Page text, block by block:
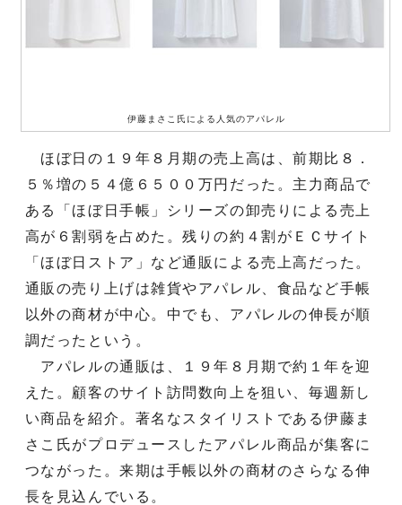
伊藤まさこ氏による人気のアパレル
ほぼ日の１９年８月期の売上高は、前期比８．
５％増の５４億６５００万円だった。主力商品で
ある「ほぼ日手帳」シリーズの卸売りによる売上
高が６割弱を占めた。残りの約４割がＥＣサイト
「ほぼ日ストア」など通販による売上高だった。
通販の売り上げは雑貨やアパレル、食品など手帳
以外の商材が中心。中でも、アパレルの伸長が順
調だったという。
アパレルの通販は、１９年８月期で約１年を迎
えた。顧客のサイト訪問数向上を狙い、毎週新し
い商品を紹介。著名なスタイリストである伊藤ま
さこ氏がプロデュースしたアパレル商品が集客に
つながった。来期は手帳以外の商材のさらなる伸
長を見込んでいる。